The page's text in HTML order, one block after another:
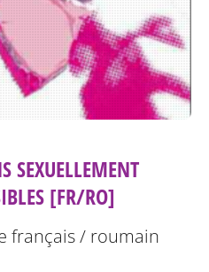
SEXUELLEMENT
[FR/RO]
français / roumain